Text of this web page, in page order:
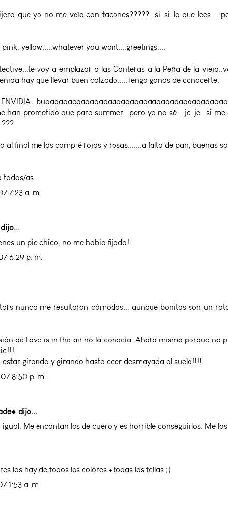
que yo no me veía con tacones?????...si..si..lo que
pink, yellow.....whatever you want....greetings....
voy a emplazar a las Canteras a la Peña de la
hay que llevar buen calzado.....Tengo ganas de conocerte.
han prometido que para summer...pero yo no sé....je..je.. si
al final me las compré rojas y rosas.......a falta de pan, buenas
todos/as
7:23 a. m.
un pie chico, no me habia fijado!
6:29 p. m.
nunca me resultaron cómodas... aunque bonitas son un
de Love is in the air no la conocía. Ahora mismo porque no
estar girando y girando hasta caer desmayada al suelo!!!!
8:50 p. m.
dijo...
Me encantan los de cuero y es horrible conseguirlos. Me
los hay de todos los colores + todas las tallas ;)
1:53 a. m.